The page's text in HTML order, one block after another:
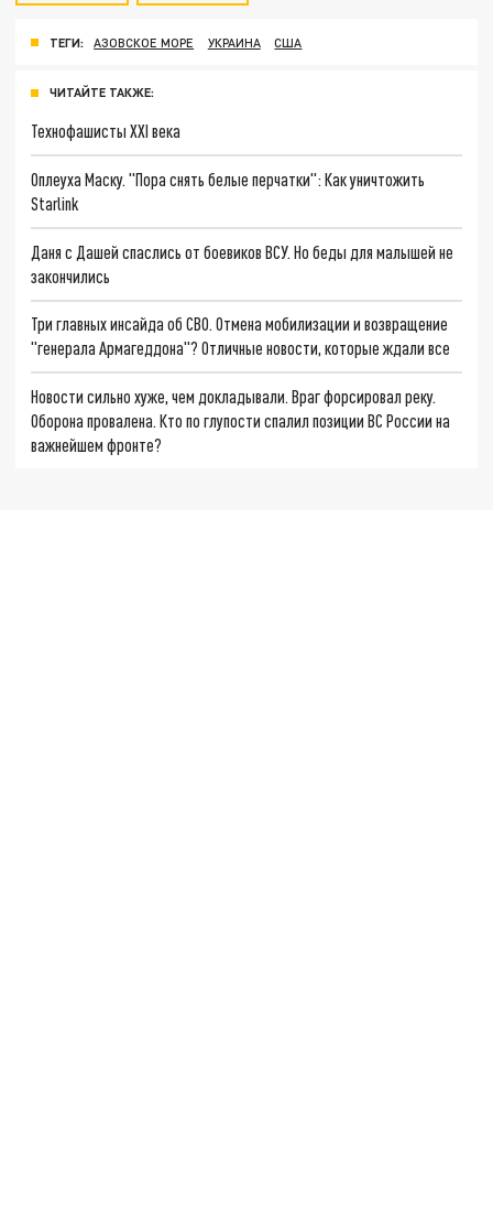
ТЕГИ: АЗОВСКОЕ МОРЕ УКРАИНА США
ЧИТАЙТЕ ТАКЖЕ:
Технофашисты XXI века
Оплеуха Маску. "Пора снять белые перчатки": Как уничтожить
Starlink
Даня с Дашей спаслись от боевиков ВСУ. Но беды для малышей не
закончились
Три главных инсайда об СВО. Отмена мобилизации и возвращение
"генерала Армагеддона"? Отличные новости, которые ждали все
Новости сильно хуже, чем докладывали. Враг форсировал реку.
Оборона провалена. Кто по глупости спалил позиции ВС России на
важнейшем фронте?